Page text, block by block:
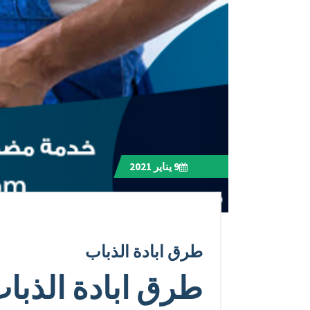
9 يناير 2021
طرق ابادة الذباب
طرق ابادة